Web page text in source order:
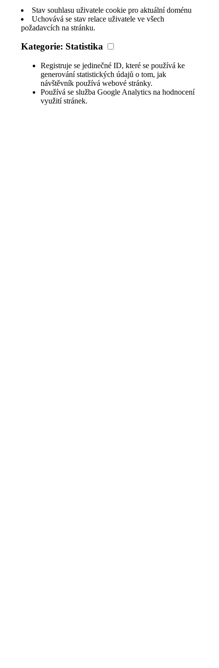
Stav souhlasu uživatele cookie pro aktuální doménu
Uchovává se stav relace uživatele ve všech
požadavcích na stránku.
Kategorie: Statistika
Registruje se jedinečné ID, které se používá ke
generování statistických údajů o tom, jak
návštěvník používá webové stránky.
Používá se služba Google Analytics na hodnocení
využití stránek.